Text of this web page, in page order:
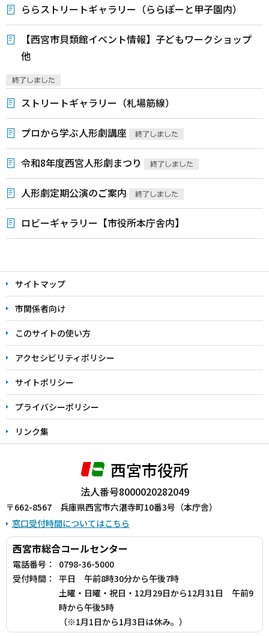
ららストリートギャラリー（ららぽーと甲子園内）
【西宮市貝類館イベント情報】子どもワークショップ
他
ストリートギャラリー（札場筋線）
プロから学ぶ人形劇講座
令和8年度西宮人形劇まつり
人形劇定期公演のご案内
ロビーギャラリー【市役所本庁舎内】
文
こ
こ
ま
で
サイトマップ
市関係者向け
このサイトの使い方
アクセシビリティポリシー
サイトポリシー
プライバシーポリシー
リンク集
西宮市役所
法人番号8000020282049
〒662-8567 兵庫県西宮市六湛寺町10番3号（本庁舎）
窓口受付時間についてはこちら
西宮市総合コールセンター
電話番号：
0798-36-5000
受付時間：
平日 午前8時30分から午後7時
土曜・日曜・祝日・12月29日から12月31日 午前9
時から午後5時
（※1月1日から1月3日は休み。）